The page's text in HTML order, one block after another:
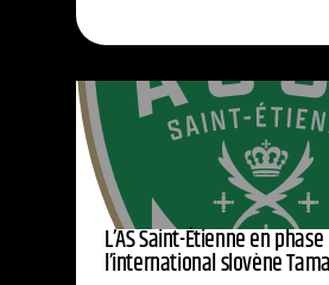
L’AS Saint-Étienne en
l’international slovène